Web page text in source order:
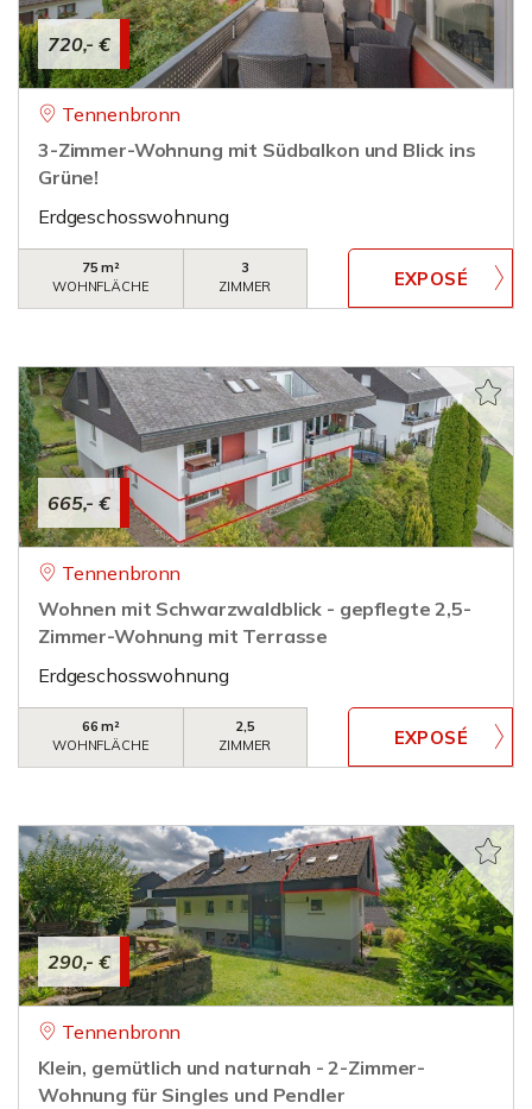
720,- €
Tennenbronn
3-Zimmer-Wohnung mit Südbalkon und Blick ins
Grüne!
Erdgeschosswohnung
75 m²
WOHNFLÄCHE
3
ZIMMER
665,- €
Tennenbronn
Wohnen mit Schwarzwaldblick - gepflegte 2,5-
Zimmer-Wohnung mit Terrasse
Erdgeschosswohnung
66 m²
WOHNFLÄCHE
2,5
ZIMMER
290,- €
Tennenbronn
Klein, gemütlich und naturnah - 2-Zimmer-
Wohnung für Singles und Pendler